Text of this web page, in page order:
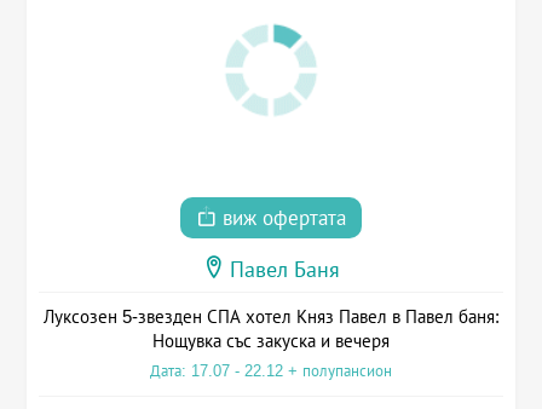
виж офертата
Павел Баня
Луксозен 5-звезден СПА хотел Княз Павел в Павел баня:
Нощувка със закуска и вечеря
Дата: 17.07 - 22.12 + полупансион